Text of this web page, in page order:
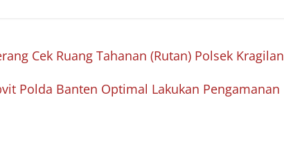
Cek Ruang Tahanan (Rutan) Polsek Kragilan
Polda Banten Optimal Lakukan Pengamanan